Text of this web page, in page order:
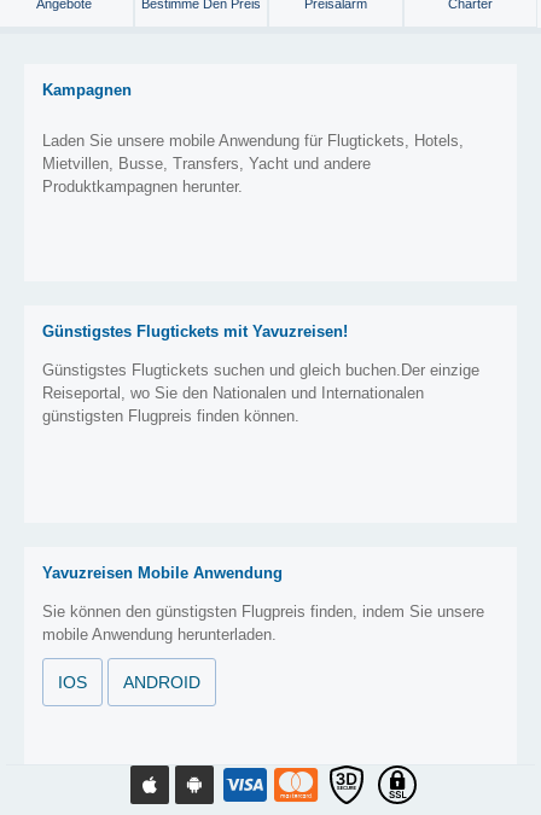
Angebote Bestimme Den Preis Preisalarm Charter
Kampagnen
Laden Sie unsere mobile Anwendung für Flugtickets, Hotels,
Mietvillen, Busse, Transfers, Yacht und andere
Produktkampagnen herunter.
Günstigstes Flugtickets mit Yavuzreisen!
Günstigstes Flugtickets suchen und gleich buchen.Der einzige
Reiseportal, wo Sie den Nationalen und Internationalen
günstigsten Flugpreis finden können.
Yavuzreisen Mobile Anwendung
Sie können den günstigsten Flugpreis finden, indem Sie unsere
mobile Anwendung herunterladen.
IOS ANDROID